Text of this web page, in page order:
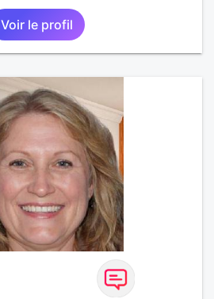
Voir le profil